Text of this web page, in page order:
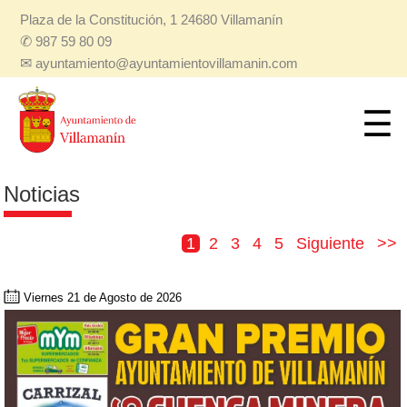
Plaza de la Constitución, 1 24680 Villamanín
✆987 59 80 09
✉ayuntamiento@ayuntamientovillamanin.com
Noticias
1 2 3 4 5 Siguiente >>
Viernes 21 de Agosto de 2026